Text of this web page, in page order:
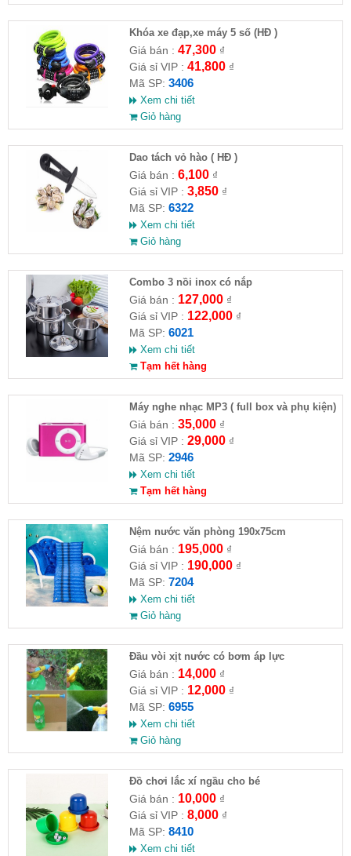
Khóa xe đạp,xe máy 5 số (HĐ )
Giá bán : 47,300₫
Giá sỉ VIP : 41,800₫
Mã SP: 3406
Xem chi tiết
Giỏ hàng
Dao tách vỏ hào ( HĐ )
Giá bán : 6,100₫
Giá sỉ VIP : 3,850₫
Mã SP: 6322
Xem chi tiết
Giỏ hàng
Combo 3 nồi inox có nắp
Giá bán : 127,000₫
Giá sỉ VIP : 122,000₫
Mã SP: 6021
Xem chi tiết
Tạm hết hàng
Máy nghe nhạc MP3 ( full box và phụ kiện)
Giá bán : 35,000₫
Giá sỉ VIP : 29,000₫
Mã SP: 2946
Xem chi tiết
Tạm hết hàng
Nệm nước văn phòng 190x75cm
Giá bán : 195,000₫
Giá sỉ VIP : 190,000₫
Mã SP: 7204
Xem chi tiết
Giỏ hàng
Đầu vòi xịt nước có bơm áp lực
Giá bán : 14,000₫
Giá sỉ VIP : 12,000₫
Mã SP: 6955
Xem chi tiết
Giỏ hàng
Đồ chơi lắc xí ngầu cho bé
Giá bán : 10,000₫
Giá sỉ VIP : 8,000₫
Mã SP: 8410
Xem chi tiết